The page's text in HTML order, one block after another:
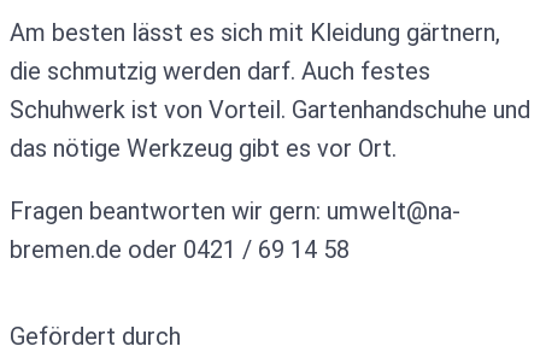
Am besten lässt es sich mit Kleidung gärtnern,
die schmutzig werden darf. Auch festes
Schuhwerk ist von Vorteil. Gartenhandschuhe und
das nötige Werkzeug gibt es vor Ort.
Fragen beantworten wir gern: umwelt@na-
bremen.de oder 0421 / 69 14 58
Gefördert durch